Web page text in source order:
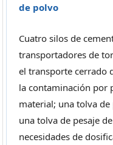
de polvo
Cuatro silos de
transportadores de
el transporte cerrado
la contaminación por
material; una tolva
una tolva de pesaje
necesidades de